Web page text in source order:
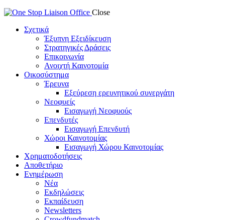
Close
Σχετικά
Έξυπνη Εξειδίκευση
Στρατηγικές Δράσεις
Επικοινωνία
Ανοιχτή Καινοτομία
Οικοσύστημα
Έρευνα
Εξεύρεση ερευνητικού συνεργάτη
Νεοφυείς
Εισαγωγή Νεοφυούς
Επενδυτές
Εισαγωγή Επενδυτή
Χώροι Καινοτομίας
Εισαγωγή Χώρου Καινοτομίας
Χρηματοδοτήσεις
Αποθετήριο
Ενημέρωση
Νέα
Εκδηλώσεις
Εκπαίδευση
Newsletters